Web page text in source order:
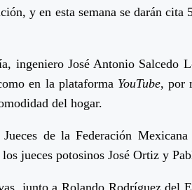
y en esta semana se darán
ingeniero José Antonio Salcedo
en la plataforma YouTube, por
del hogar.
de la Federación
jueces potosinos José Ortiz y
junto a Rolando Rodríguez